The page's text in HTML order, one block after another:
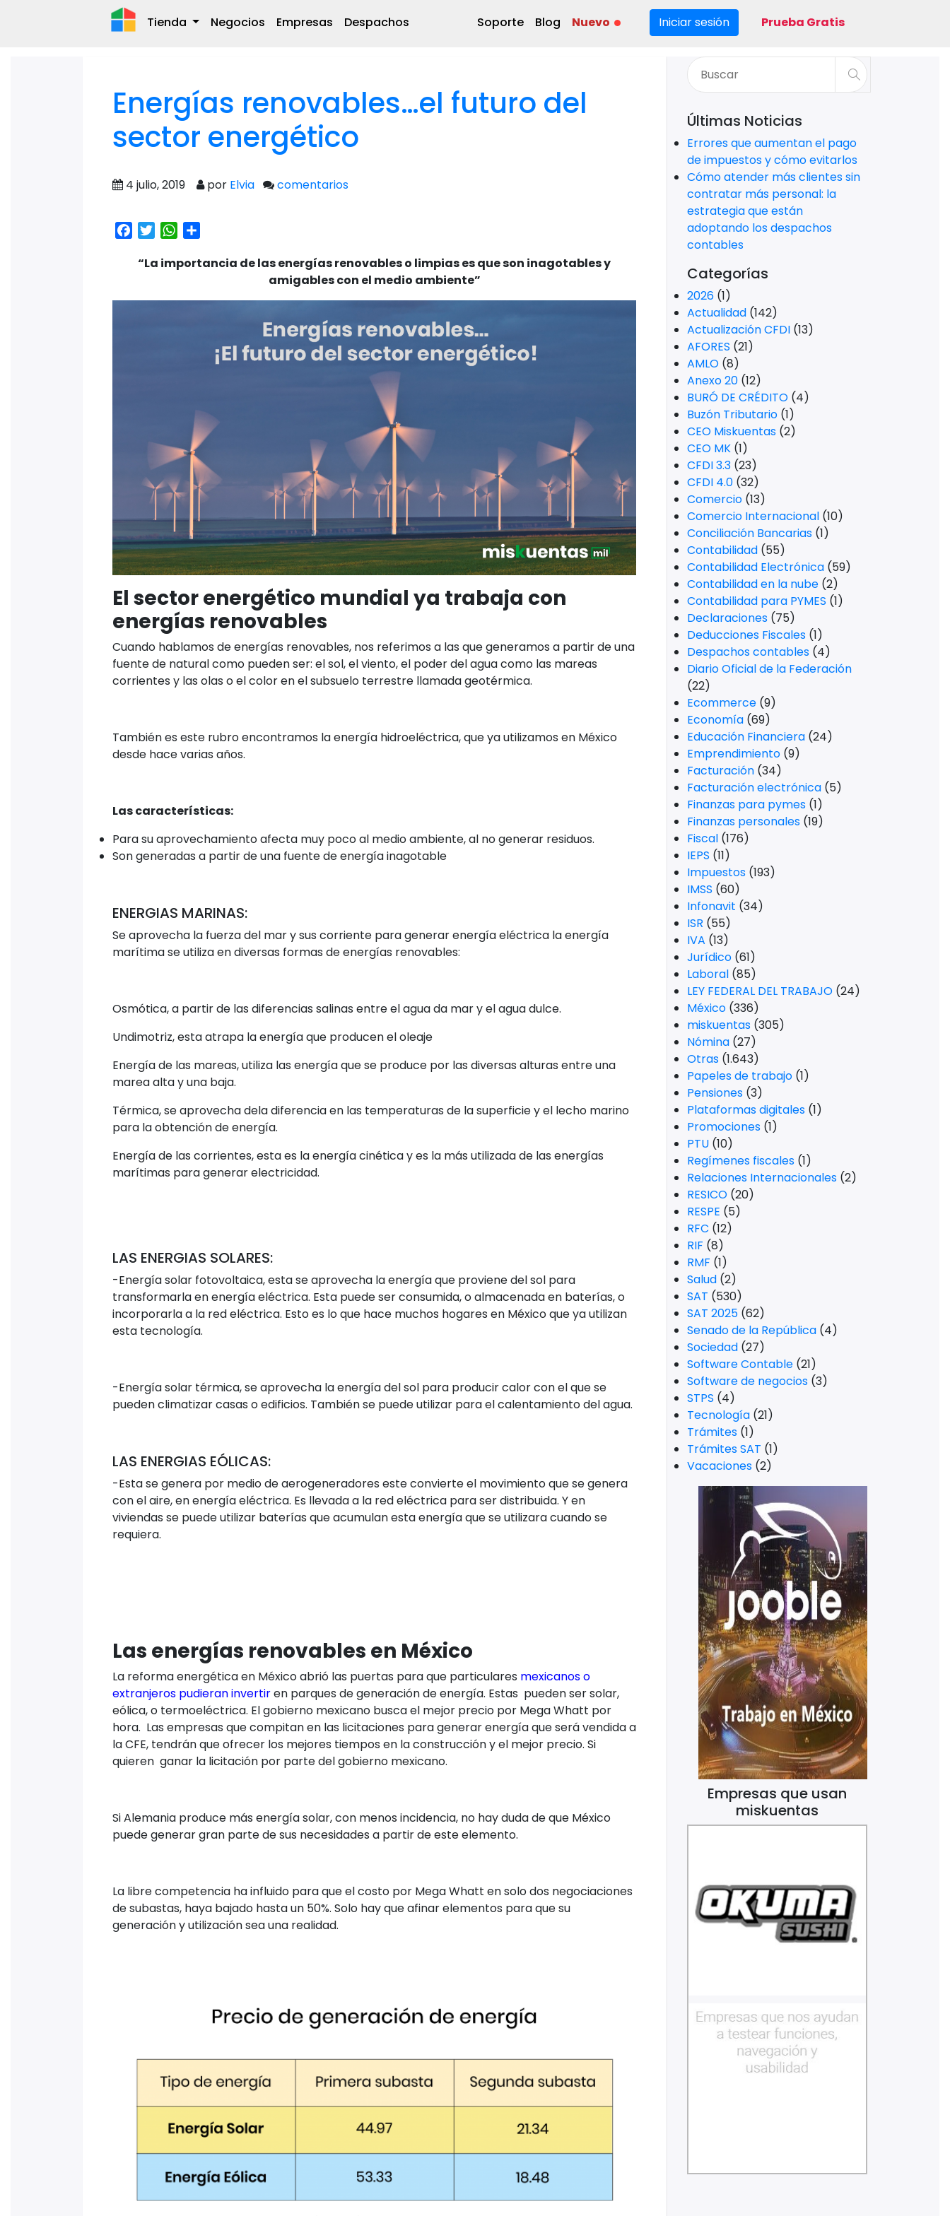
Tienda Negocios Empresas Despachos Soporte Blog Nuevo Iniciar sesión Prueba Gratis
Energías renovables…el futuro del
sector energético
4 julio, 2019 por Elvia comentarios
Facebook
TwitterWhatsApp
“La importancia de las energías renovables o limpias es que son inagotables y
amigables con el medio ambiente”
El sector energético mundial ya trabaja con
energías renovables
Cuando hablamos de energías renovables, nos referimos a las que generamos a partir de una
fuente de natural como pueden ser: el sol, el viento, el poder del agua como las mareas
corrientes y las olas o el color en el subsuelo terrestre llamada geotérmica.
También es este rubro encontramos la energía hidroeléctrica, que ya utilizamos en México
desde hace varias años.
Las características:
Para su aprovechamiento afecta muy poco al medio ambiente, al no generar residuos.
Son generadas a partir de una fuente de energía inagotable
ENERGIAS MARINAS:
Se aprovecha la fuerza del mar y sus corriente para generar energía eléctrica la energía
marítima se utiliza en diversas formas de energías renovables:
Osmótica, a partir de las diferencias salinas entre el agua da mar y el agua dulce.
Undimotriz, esta atrapa la energía que producen el oleaje
Energía de las mareas, utiliza las energía que se produce por las diversas alturas entre una
marea alta y una baja.
Térmica, se aprovecha dela diferencia en las temperaturas de la superficie y el lecho marino
para la obtención de energía.
Energía de las corrientes, esta es la energía cinética y es la más utilizada de las energías
marítimas para generar electricidad.
LAS ENERGIAS SOLARES:
-Energía solar fotovoltaica, esta se aprovecha la energía que proviene del sol para
transformarla en energía eléctrica. Esta puede ser consumida, o almacenada en baterías, o
incorporarla a la red eléctrica. Esto es lo que hace muchos hogares en México que ya utilizan
esta tecnología.
-Energía solar térmica, se aprovecha la energía del sol para producir calor con el que se
pueden climatizar casas o edificios. También se puede utilizar para el calentamiento del agua.
LAS ENERGIAS EÓLICAS:
-Esta se genera por medio de aerogeneradores este convierte el movimiento que se genera
con el aire, en energía eléctrica. Es llevada a la red eléctrica para ser distribuida. Y en
viviendas se puede utilizar baterías que acumulan esta energía que se utilizara cuando se
requiera.
Las energías renovables en México
La reforma energética en México abrió las puertas para que particulares mexicanos o
extranjeros pudieran invertiren parques de generación de energía. Estas pueden ser solar,
eólica, o termoeléctrica. El gobierno mexicano busca el mejor precio por Mega Whatt por
hora. Las empresas que compitan en las licitaciones para generar energía que será vendida a
la CFE, tendrán que ofrecer los mejores tiempos en la construcción y el mejor precio. Si
quieren ganar la licitación por parte del gobierno mexicano.
Si Alemania produce más energía solar, con menos incidencia, no hay duda de que México
puede generar gran parte de sus necesidades a partir de este elemento.
La libre competencia ha influido para que el costo por Mega Whatt en solo dos negociaciones
de subastas, haya bajado hasta un 50%. Solo hay que afinar elementos para que su
generación y utilización sea una realidad.
Últimas Noticias
Errores que aumentan el pago
de impuestos y cómo evitarlos
Cómo atender más clientes sin
contratar más personal: la
estrategia que están
adoptando los despachos
contables
Categorías
2026 (1)
Actualidad (142)
Actualización CFDI (13)
AFORES (21)
AMLO (8)
Anexo 20 (12)
BURÓ DE CRÉDITO (4)
Buzón Tributario (1)
CEO Miskuentas (2)
CEO MK (1)
CFDI 3.3 (23)
CFDI 4.0 (32)
Comercio (13)
Comercio Internacional (10)
Conciliación Bancarias (1)
Contabilidad (55)
Contabilidad Electrónica (59)
Contabilidad en la nube (2)
Contabilidad para PYMES (1)
Declaraciones (75)
Deducciones Fiscales (1)
Despachos contables (4)
Diario Oficial de la Federación
(22)
Ecommerce (9)
Economía (69)
Educación Financiera (24)
Emprendimiento (9)
Facturación (34)
Facturación electrónica (5)
Finanzas para pymes (1)
Finanzas personales (19)
Fiscal (176)
IEPS (11)
Impuestos (193)
IMSS (60)
Infonavit (34)
ISR (55)
IVA (13)
Jurídico (61)
Laboral (85)
LEY FEDERAL DEL TRABAJO (24)
México (336)
miskuentas (305)
Nómina (27)
Otras (1.643)
Papeles de trabajo (1)
Pensiones (3)
Plataformas digitales (1)
Promociones (1)
PTU (10)
Regímenes fiscales (1)
Relaciones Internacionales (2)
RESICO (20)
RESPE (5)
RFC (12)
RIF (8)
RMF (1)
Salud (2)
SAT (530)
SAT 2025 (62)
Senado de la República (4)
Sociedad (27)
Software Contable (21)
Software de negocios (3)
STPS (4)
Tecnología (21)
Trámites (1)
Trámites SAT (1)
Vacaciones (2)
Empresas que usan
miskuentas